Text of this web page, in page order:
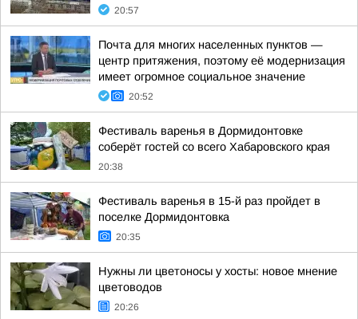
20:57
Почта для многих населенных пунктов —
центр притяжения, поэтому её модернизация
имеет огромное социальное значение
20:52
Фестиваль варенья в Дормидонтовке
соберёт гостей со всего Хабаровского края
20:38
Фестиваль варенья в 15-й раз пройдет в
поселке Дормидонтовка
20:35
Нужны ли цветоносы у хосты: новое мнение
цветоводов
20:26